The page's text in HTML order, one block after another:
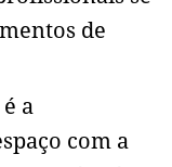
de
a
com a